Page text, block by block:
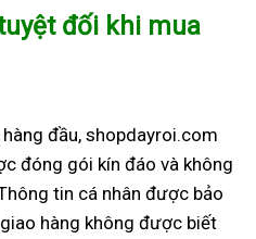
đối khi mua
đầu, shopdayroi.com
đóng gói kín đáo và không
tin cá nhân được bảo
hàng không được biết